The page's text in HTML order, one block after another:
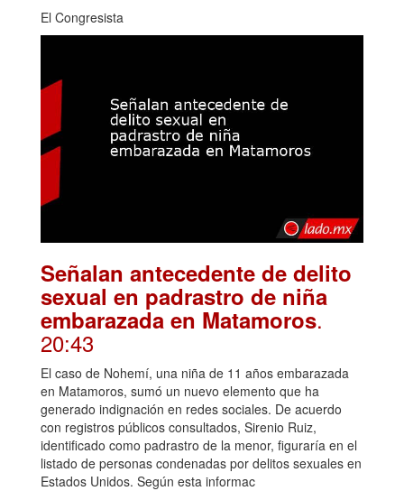
El Congresista
Señalan antecedente de delito
sexual en padrastro de niña
embarazada en Matamoros.
20:43
El caso de Nohemí, una niña de 11 años embarazada
en Matamoros, sumó un nuevo elemento que ha
generado indignación en redes sociales. De acuerdo
con registros públicos consultados, Sirenio Ruiz,
identificado como padrastro de la menor, figuraría en el
listado de personas condenadas por delitos sexuales en
Estados Unidos. Según esta informac